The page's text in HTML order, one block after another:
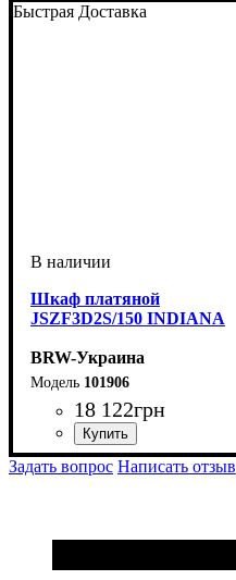
Быстрая Доставка
Шкаф платяной
JSZF3D2S/150 INDIANA
BRW-Украина
101906
18 122грн
ширина, мм: 1500
высота, мм: 1955
глубина, мм: 570
Задать вопрос Написать отзыв